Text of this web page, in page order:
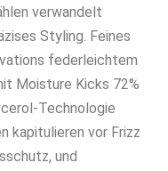
verwandelt
Styling. Feines
federleichtem
Moisture Kicks 72%
Technologie
kapitulieren vor Frizz
und